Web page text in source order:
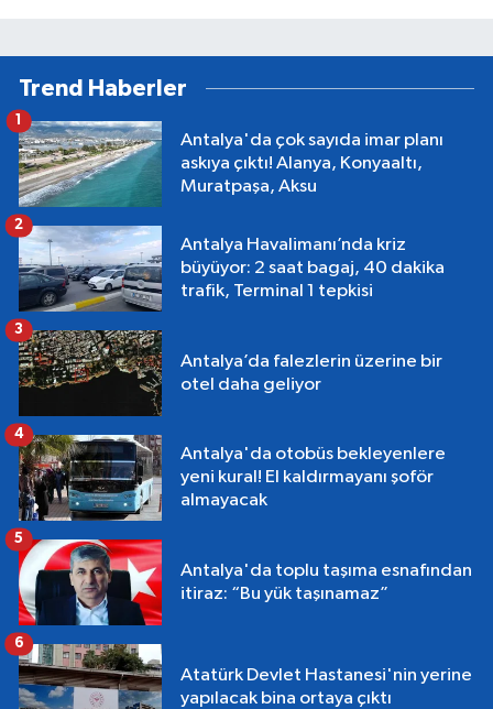
Trend Haberler
Antalya'da çok sayıda imar planı
askıya çıktı! Alanya, Konyaaltı,
Muratpaşa, Aksu
1
Antalya Havalimanı’nda kriz
büyüyor: 2 saat bagaj, 40 dakika
trafik, Terminal 1 tepkisi
2
Antalya’da falezlerin üzerine bir
otel daha geliyor
3
Antalya'da otobüs bekleyenlere
yeni kural! El kaldırmayanı şoför
almayacak
4
Antalya'da toplu taşıma esnafından
itiraz: “Bu yük taşınamaz”
5
Atatürk Devlet Hastanesi'nin yerine
yapılacak bina ortaya çıktı
6